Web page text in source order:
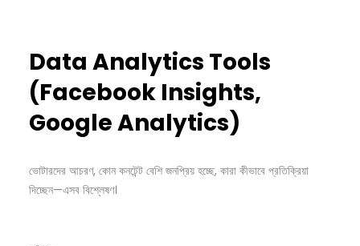
Data Analytics Tools
(Facebook Insights,
Google Analytics)
ভোটারদের আচরণ, কোন কনটেন্ট বেশি জনপ্রিয় হচ্ছে, কারা কীভাবে প্রতিক্রিয়া
দিচ্ছেন—এসব বিশ্লেষণ।